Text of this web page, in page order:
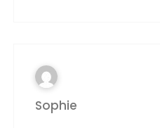
Sophie